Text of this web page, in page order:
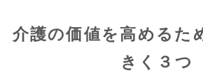
介護の価値を高めるた
きく３つ